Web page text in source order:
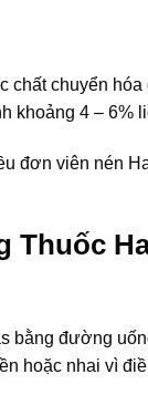
chất chuyển
khoảng 4 – 6%
đơn viên nén
Thuốc
bằng đường
hoặc nhai vì